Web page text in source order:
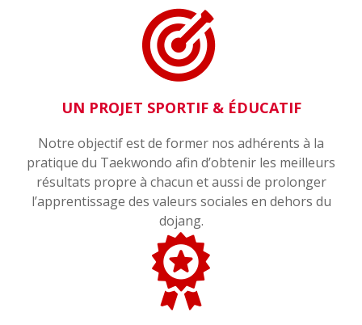
UN PROJET SPORTIF & ÉDUCATIF
Notre objectif est de former nos adhérents à la
pratique du Taekwondo afin d’obtenir les meilleurs
résultats propre à chacun et aussi de prolonger
l’apprentissage des valeurs sociales en dehors du
dojang.